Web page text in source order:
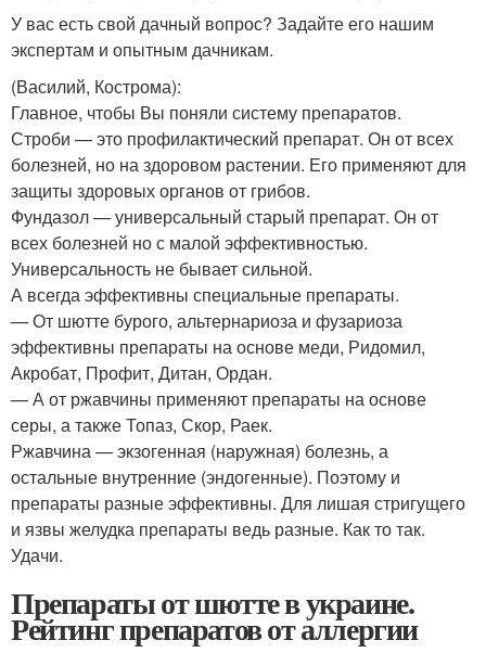
У вас есть свой дачный вопрос? Задайте его нашим
экспертам и опытным дачникам.
(Василий, Кострома):
Главное, чтобы Вы поняли систему препаратов.
Строби — это профилактический препарат. Он от всех
болезней, но на здоровом растении. Его применяют для
защиты здоровых органов от грибов.
Фундазол — универсальный старый препарат. Он от
всех болезней но с малой эффективностью.
Универсальность не бывает сильной.
А всегда эффективны специальные препараты.
— От шютте бурого, альтернариоза и фузариоза
эффективны препараты на основе меди, Ридомил,
Акробат, Профит, Дитан, Ордан.
— А от ржавчины применяют препараты на основе
серы, а также Топаз, Скор, Раек.
Ржавчина — экзогенная (наружная) болезнь, а
остальные внутренние (эндогенные). Поэтому и
препараты разные эффективны. Для лишая стригущего
и язвы желудка препараты ведь разные. Как то так.
Удачи.
Препараты от шютте в украине.
Рейтинг препаратов от аллергии